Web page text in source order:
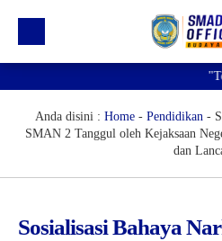
Profil
Prestasi
Informasi
Anda disini : Home - Pendidikan -
SMAN 2 Tanggul oleh Kejaksaan
dan
Sosialisasi Bahaya